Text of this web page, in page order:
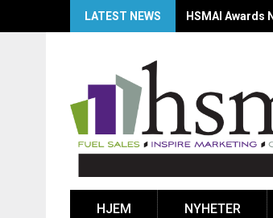
LATEST NEWS HSMAI Awards
HJEM NYHETER